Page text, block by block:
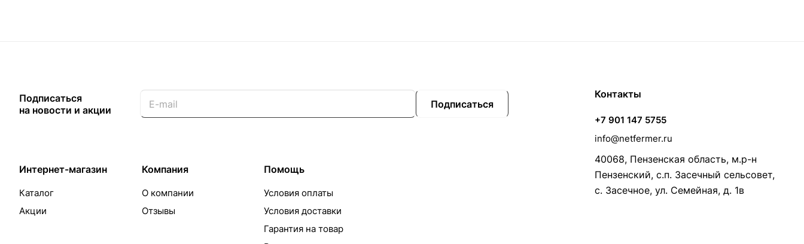
Подписаться
на новости и акции
Подписаться
Интернет-магазин
Каталог
Акции
Компания
О компании
Отзывы
Помощь
Условия оплаты
Условия доставки
Гарантия на товар
Контакты
+7 901 147 5755
info@netfermer.ru
40068, Пензенская область, м.р-н
Пензенский, с.п. Засечный сельсовет,
с. Засечное, ул. Семейная, д. 1в